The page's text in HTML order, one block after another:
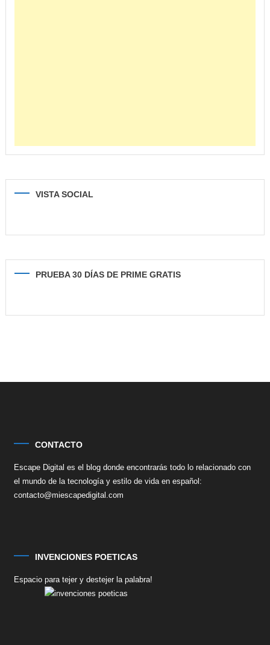
VISTA SOCIAL
PRUEBA 30 DÍAS DE PRIME GRATIS
CONTACTO
Escape Digital es el blog donde encontrarás todo lo relacionado con
el mundo de la tecnología y estilo de vida en español:
contacto@miescapedigital.com
INVENCIONES POETICAS
Espacio para tejer y destejer la palabra!